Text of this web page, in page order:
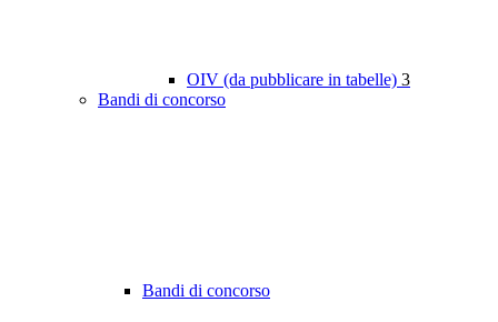
OIV (da pubblicare in tabelle) 3
Bandi di concorso
Bandi di concorso